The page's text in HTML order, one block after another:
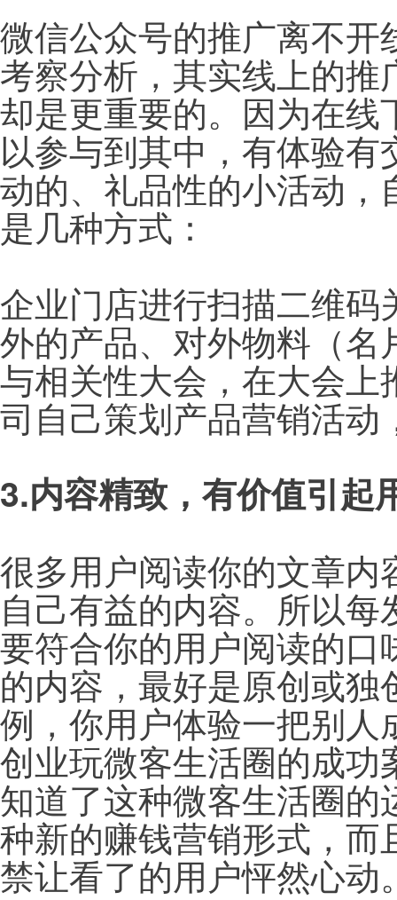
微信公众号的推广离不
考察分析，其实线上的
却是更重要的。因为在
以参与到其中，有体验
动的、礼品性的小活动
是几种方式：
企业门店进行扫描二维
外的产品、对外物料（
与相关性大会，在大会
司自己策划产品营销活动
3.内容精致，有价值引起
很多用户阅读你的文章
自己有益的内容。所以
要符合你的用户阅读的
的内容，最好是原创或
例，你用户体验一把别
创业玩微客生活圈的成
知道了这种微客生活圈
种新的赚钱营销形式，
禁让看了的用户怦然心动